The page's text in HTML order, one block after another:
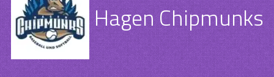
Hagen Chipmunks